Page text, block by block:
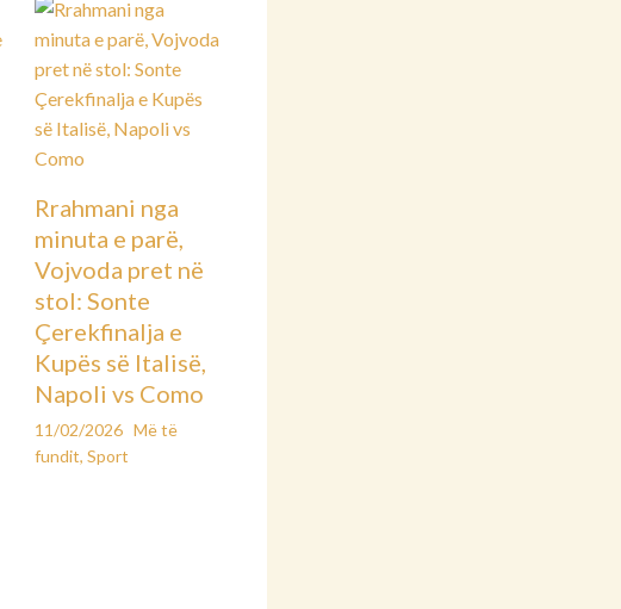
Rrahmani nga
minuta e parë,
Vojvoda pret në
stol: Sonte
Çerekfinalja e
Kupës së Italisë,
Napoli vs Como
11/02/2026 Më të
fundit, Sport